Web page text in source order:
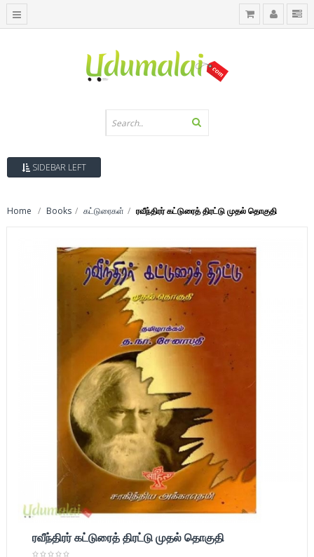
SIDEBAR LEFT
Home Books கட்டுரைகள் ரவீந்திரர் கட்டுரைத் திரட்டு முதல் தொகுதி
ரவீந்திரர் கட்டுரைத் திரட்டு முதல் தொகுதி